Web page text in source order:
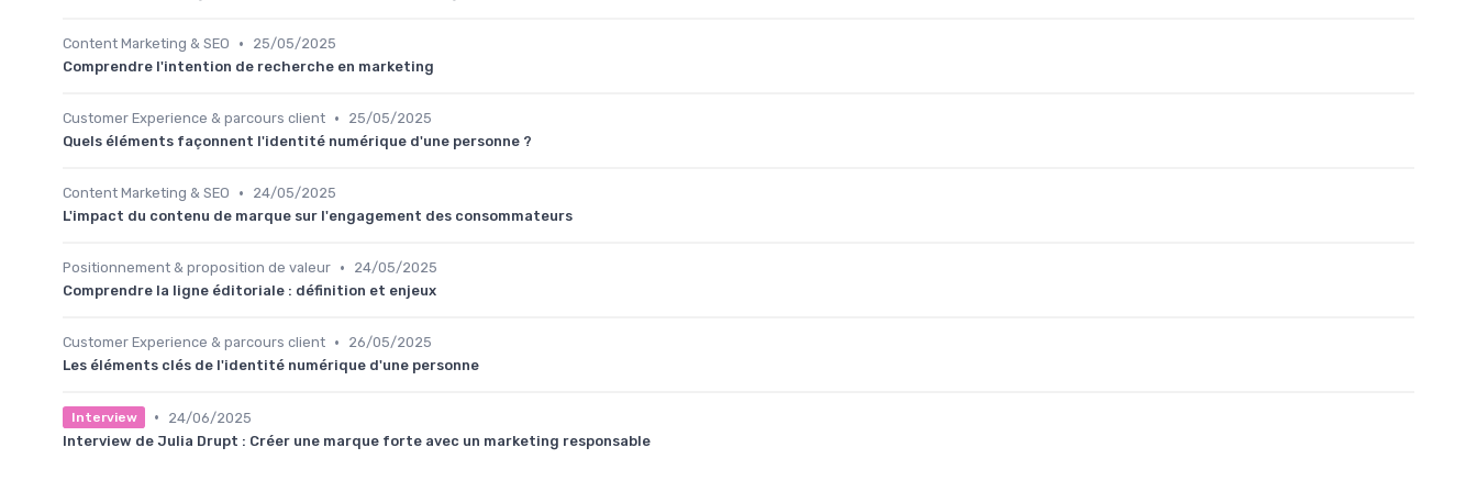
Content Marketing & SEO •
25/05/2025
Comprendre l'intention de recherche en marketing
Customer Experience & parcours client •
25/05/2025
Quels éléments façonnent l'identité numérique d'une personne ?
Content Marketing & SEO •
24/05/2025
L'impact du contenu de marque sur l'engagement des consommateurs
Positionnement & proposition de valeur •
24/05/2025
Comprendre la ligne éditoriale : définition et enjeux
Customer Experience & parcours client •
26/05/2025
Les éléments clés de l'identité numérique d'une personne
Interview •
24/06/2025
Interview de Julia Drupt : Créer une marque forte avec un marketing responsable